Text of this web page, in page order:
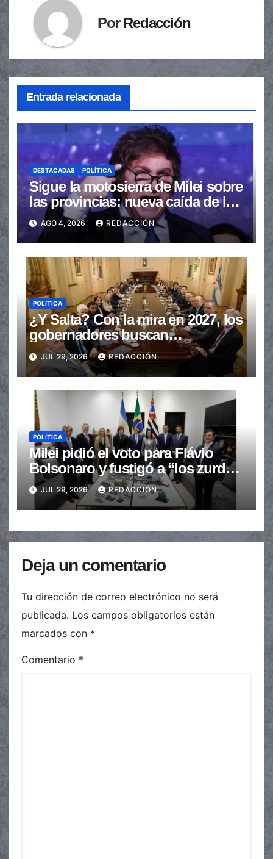
PorRedacción
Entrada relacionada
DESTACADAS POLÍTICA
Sigue la motosierra de Milei sobre
las provincias: nueva caída de las
transferencias no automáticas
AGO 4, 2026 REDACCIÓN
POLÍTICA
¿Y Salta? Con la mira en 2027, los
gobernadores buscan
provincializar la elección
JUL 29, 2026 REDACCIÓN
POLÍTICA
Milei pidió el voto para Flávio
Bolsonaro y fustigó a “los zurdos
de mierda”
JUL 29, 2026 REDACCIÓN
Deja un comentario
Tu dirección de correo electrónico no será
publicada. Los campos obligatorios están
marcados con *
Comentario *